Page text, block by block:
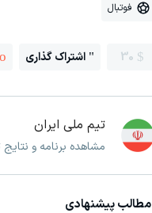
فوتبال
30 اشتراک گذاری
تیم ملی ایران
مشاهده برنامه و
مطالب پیشنهادی